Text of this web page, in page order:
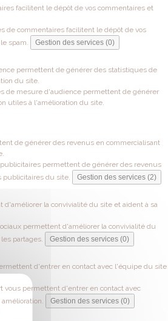
facilitent le dépôt de vos commentaires et
de commentaires facilitent le dépôt de vos
spam.
Gestion des services (0)
permettent de générer des statistiques de
du site.
de mesure d'audience permettent de générer
utiles à l'amélioration du site.
de générer des revenus en commercialisant
permettent de générer des revenus
publicitaires du site.
Gestion des services (2)
d'améliorer la convivialité du site et aident à sa
permettent d'améliorer la convivialité du
partages.
Gestion des services (0)
d'entrer en contact avec l'équipe du site
vous permettent d'entrer en contact avec
Gestion des services (0)